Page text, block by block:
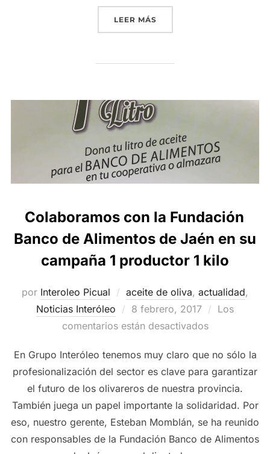
LEER MÁS«MAGNÍFICA
Colaboramos con la Fundación
Banco de Alimentos de Jaén en su
campaña 1 productor 1 kilo
por Interoleo Picual aceite de oliva, actualidad,
Noticias Interóleo
Publicado
el
8 febrero, 2017
Los
comentarios están desactivados
En Grupo Interóleo tenemos muy claro que no sólo la
profesionalización del sector es clave para garantizar
el futuro de los olivareros de nuestra provincia.
También juega un papel importante la solidaridad. Por
eso, nuestro gerente, Esteban Momblán, se ha reunido
con responsables de la Fundación Banco de Alimentos